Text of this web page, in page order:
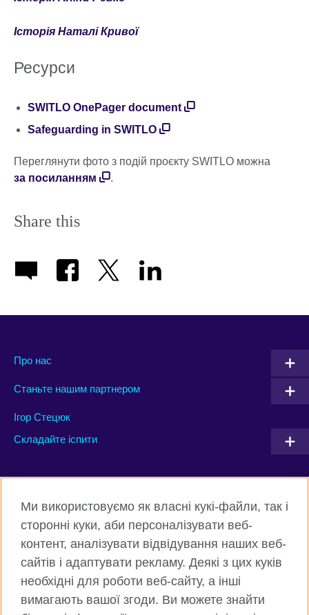
Історія Наталі Кривої
Ресурси
SWITLO OnePager document
Safeguarding in SWITLO
Переглянути фото з подій проєкту SWITLO можна
за посиланням
.
Share this
Про нас
Станьте нашим партнером
Ігор Стецюк
Складайте іспити
Connect with us
Facebook Twitter
Instagram Flickr
TikTok YouTube
Ми використовуємо як власні кукі-файли, так і
сторонні куки, аби персоналізувати веб-
контент, аналізувати відвідування наших веб-
сайтів і адаптувати рекламу. Деякі з цих куків
необхідні для роботи веб-сайту, а інші
вимагають вашої згоди. Ви можете знайти